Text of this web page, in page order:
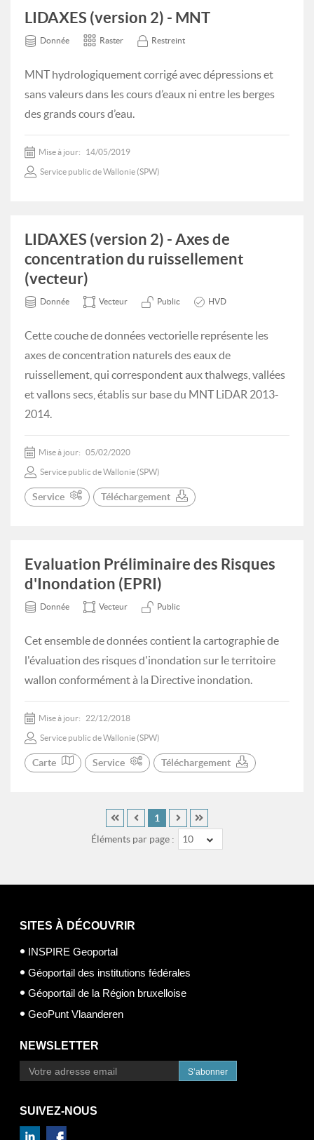
LIDAXES (version 2) - MNT
Donnée Raster Restreint
MNT hydrologiquement corrigé avec dépressions et
sans valeurs dans les cours d’eaux ni entre les berges
des grands cours d’eau.
Mise à jour: 14/05/2019
Service public de Wallonie (SPW)
LIDAXES (version 2) - Axes de
concentration du ruissellement
(vecteur)
Donnée Vecteur Public HVD
Cette couche de données vectorielle représente les
axes de concentration naturels des eaux de
ruissellement, qui correspondent aux thalwegs, vallées
et vallons secs, établis sur base du MNT LiDAR 2013-
2014.
Mise à jour: 05/02/2020
Service public de Wallonie (SPW)
Service Téléchargement
Evaluation Préliminaire des Risques
d'Inondation (EPRI)
Donnée Vecteur Public
Cet ensemble de données contient la cartographie de
l'évaluation des risques d'inondation sur le territoire
wallon conformément à la Directive inondation.
Mise à jour: 22/12/2018
Service public de Wallonie (SPW)
Carte Service Téléchargement
Éléments par page : 10
1
SITES À DÉCOUVRIR
INSPIRE Geoportal
Géoportail des institutions fédérales
Géoportail de la Région bruxelloise
GeoPunt Vlaanderen
NEWSLETTER
S’abonner
SUIVEZ-NOUS